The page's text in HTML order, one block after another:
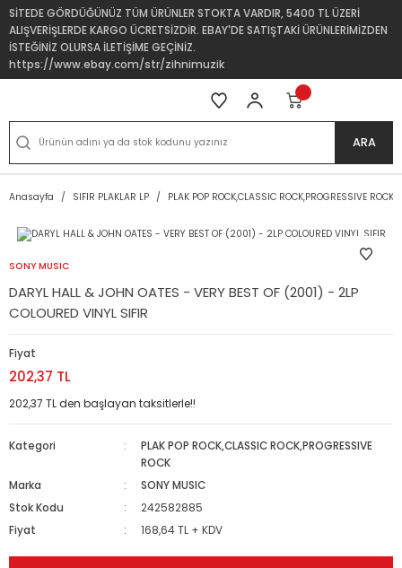
SİTEDE GÖRDÜĞÜNÜZ TÜM ÜRÜNLER STOKTA VARDIR, 5400 TL ÜZERİ
ALIŞVERİŞLERDE KARGO ÜCRETSİZDİR. EBAY'DE SATIŞTAKİ ÜRÜNLERİMİZDEN
İSTEĞİNİZ OLURSA İLETİŞİME GEÇİNİZ.
https://www.ebay.com/str/zihnimuzik
ARA
Anasayfa SIFIR PLAKLAR LP PLAK POP ROCK,CLASSIC ROCK,PROGRESSIVE ROCK
SONY MUSIC
DARYL HALL & JOHN OATES - VERY BEST OF (2001) - 2LP
COLOURED VINYL SIFIR
Fiyat
202,37 TL
202,37 TL den başlayan taksitlerle!!
Kategori
PLAK POP ROCK,CLASSIC ROCK,PROGRESSIVE
ROCK
Marka
SONY MUSIC
Stok Kodu
242582885
Fiyat
168,64 TL + KDV